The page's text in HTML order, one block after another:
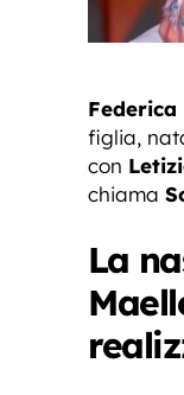
Federica
figlia,
con
chiama
La